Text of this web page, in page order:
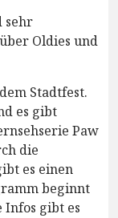
sehr
Oldies und
Stadtfest.
es gibt
Paw
die
es einen
beginnt
gibt es